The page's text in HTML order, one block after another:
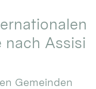
nach Assisi
Gemeinden